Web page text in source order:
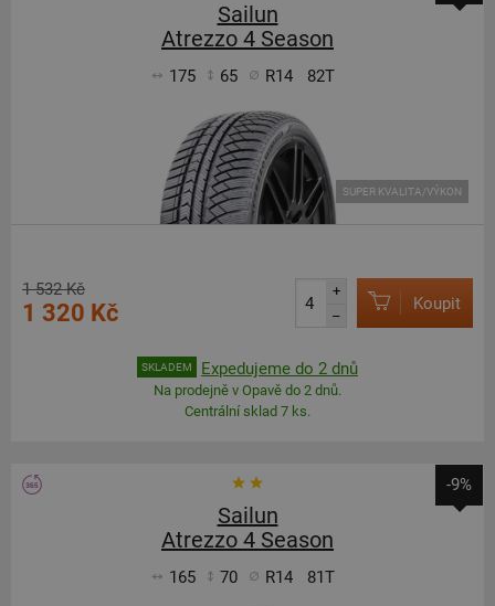
Sailun
Atrezzo 4 Season
175 65 R14 82T
SUPER KVALITA/VÝKON
1 532 Kč
1 320 Kč
+
–
Koupit
SKLADEM Expedujeme do 2 dnů
Na prodejně v Opavě do 2 dnů.
Centrální sklad 7 ks.
-9%
Sailun
Atrezzo 4 Season
165 70 R14 81T